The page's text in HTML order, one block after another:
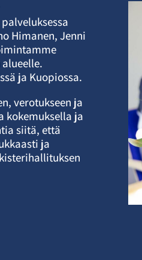
Himanen, Jenni
ja Kuopiossa.
verotukseen ja
ja
siitä, että
ja